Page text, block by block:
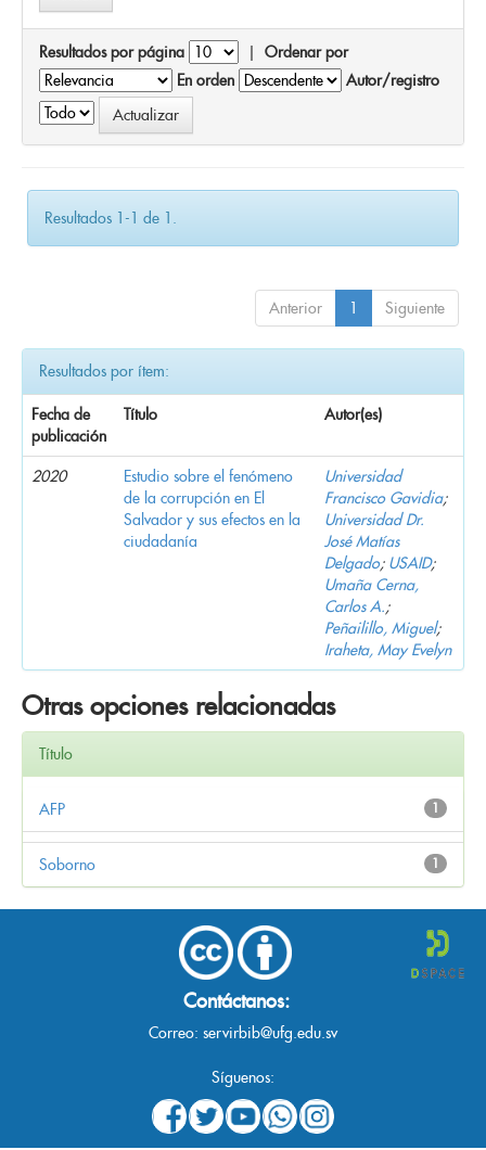
Resultados por página | Ordenar por
En orden
Autor/registro
Resultados 1-1 de 1.
Anterior 1 Siguiente
Resultados por ítem:
Fecha de
publicación
Título Autor(es)
2020
Estudio sobre el fenómeno
de la corrupción en El
Salvador y sus efectos en la
ciudadanía
Universidad
Francisco Gavidia;
Universidad Dr.
José Matías
Delgado; USAID;
Umaña Cerna,
Carlos A.;
Peñailillo, Miguel;
Iraheta, May Evelyn
Otras opciones relacionadas
Título
1
AFP
1
Soborno
Contáctanos:
Correo: servirbib@ufg.edu.sv
Síguenos: